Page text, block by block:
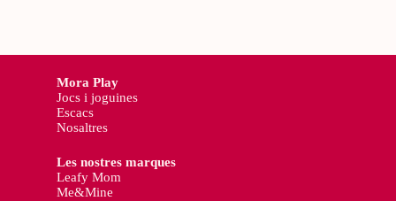
Mora Play
Jocs i joguines
Escacs
Nosaltres
Les nostres marques
Leafy Mom
Me&Mine